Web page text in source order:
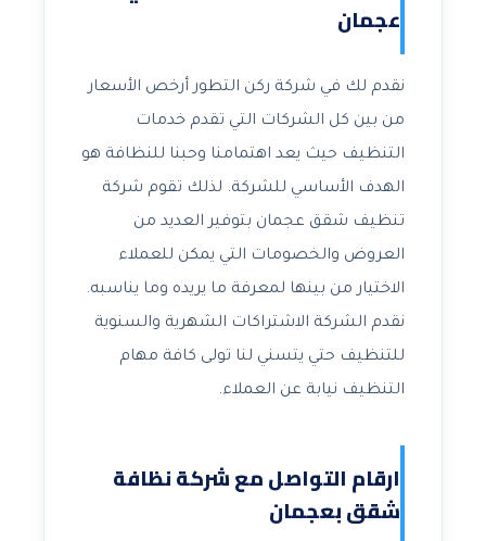
عجمان
نقدم لك في شركة ركن التطور أرخص الأسعار
من بين كل الشركات التي تقدم خدمات
التنظيف حيث يعد اهتمامنا وحبنا للنظافة هو
الهدف الأساسي للشركة. لذلك تقوم شركة
تنظيف شقق عجمان بتوفير العديد من
العروض والخصومات التي يمكن للعملاء
الاختيار من بينها لمعرفة ما يريده وما يناسبه.
نقدم الشركة الاشتراكات الشهرية والسنوية
للتنظيف حتي يتسني لنا تولى كافة مهام
التنظيف نيابة عن العملاء.
ارقام التواصل مع شركة نظافة
شقق بعجمان